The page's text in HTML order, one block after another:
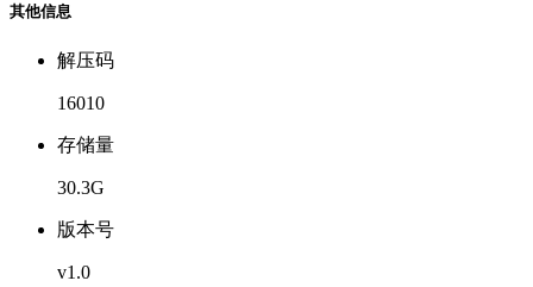
其他信息
解压码
16010
存储量
30.3G
版本号
v1.0